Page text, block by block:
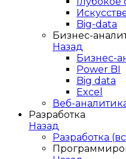
Big-data
Бизнес-
Назад
Бизнес-
Power BI
Big data
Excel
Веб-
Разработка
Назад
Разработка